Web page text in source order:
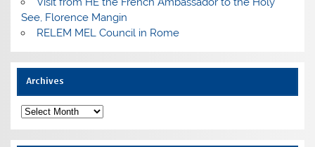
See, Florence Mangin
RELEM MEL Council in Rome
Archives
Archives